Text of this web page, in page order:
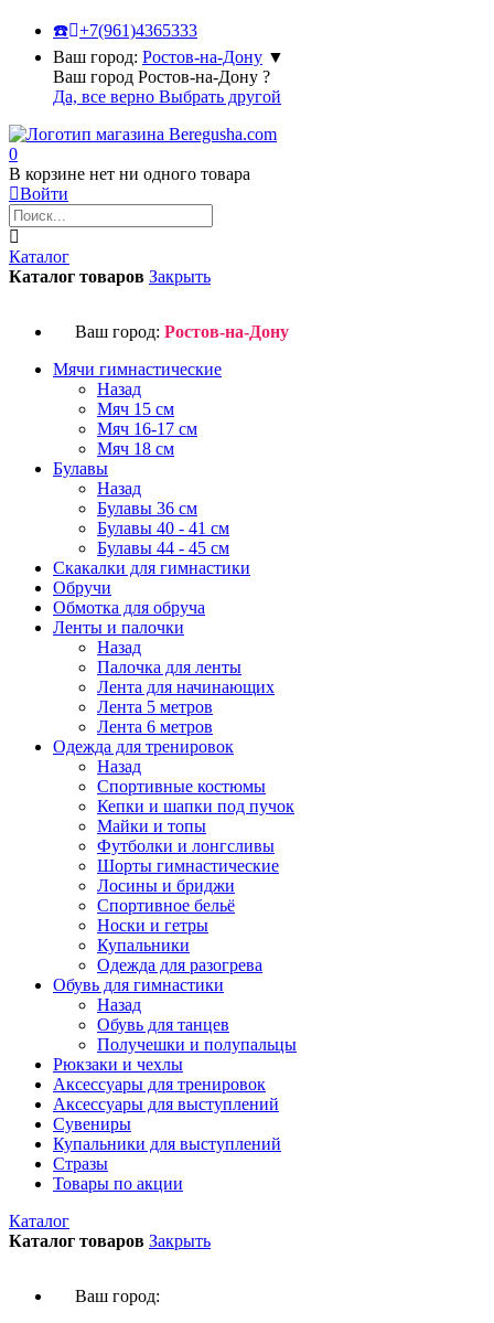
☎️ +7(961)4365333
Ваш город: Ростов-на-Дону ▼
Ваш город Ростов-на-Дону ?
Да, все верно Выбрать другой
0
В корзине нет ни одного товара
Войти
Каталог
Каталог товаров Закрыть
Ваш город: Ростов-на-Дону
Мячи гимнастические
Назад
Мяч 15 см
Мяч 16-17 см
Мяч 18 см
Булавы
Назад
Булавы 36 см
Булавы 40 - 41 см
Булавы 44 - 45 см
Скакалки для гимнастики
Обручи
Обмотка для обруча
Ленты и палочки
Назад
Палочка для ленты
Лента для начинающих
Лента 5 метров
Лента 6 метров
Одежда для тренировок
Назад
Спортивные костюмы
Кепки и шапки под пучок
Майки и топы
Футболки и лонгсливы
Шорты гимнастические
Лосины и бриджи
Спортивное бельё
Носки и гетры
Купальники
Одежда для разогрева
Обувь для гимнастики
Назад
Обувь для танцев
Получешки и полупальцы
Рюкзаки и чехлы
Аксессуары для тренировок
Аксессуары для выступлений
Сувениры
Купальники для выступлений
Стразы
Товары по акции
Каталог
Каталог товаров Закрыть
Ваш город: